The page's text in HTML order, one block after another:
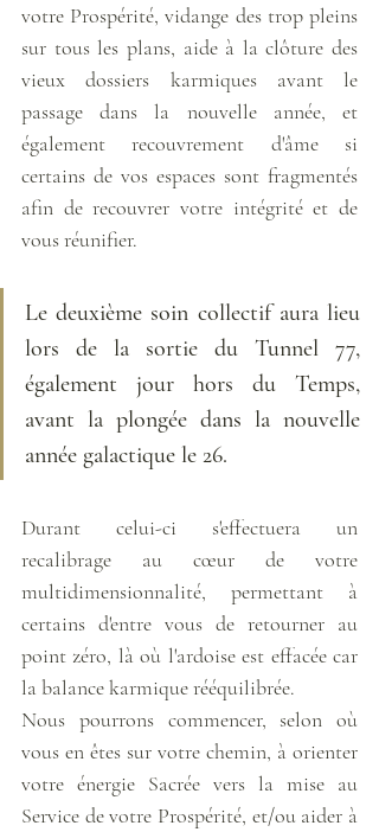
votre Prospérité, vidange des trop pleins
sur tous les plans, aide à la clôture des
vieux dossiers karmiques avant le
passage dans la nouvelle année, et
également recouvrement d'âme si
certains de vos espaces sont fragmentés
afin de recouvrer votre intégrité et de
vous réunifier.
Le deuxième soin collectif aura lieu
lors de la sortie du Tunnel 77,
également jour hors du Temps,
avant la plongée dans la nouvelle
année galactique le 26.
Durant celui-ci s'effectuera un
recalibrage au cœur de votre
multidimensionnalité, permettant à
certains d'entre vous de retourner au
point zéro, là où l'ardoise est effacée car
la balance karmique rééquilibrée.
Nous pourrons commencer, selon où
vous en êtes sur votre chemin, à orienter
votre énergie Sacrée vers la mise au
Service de votre Prospérité, et/ou aider à